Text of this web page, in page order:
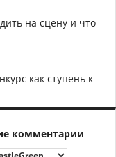
на сцену и что
как ступень к
комментарии